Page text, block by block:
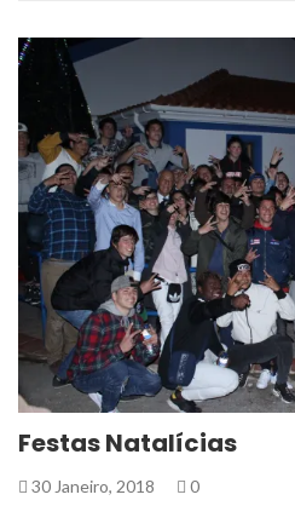
Festas Natalícias
30 Janeiro, 2018 0